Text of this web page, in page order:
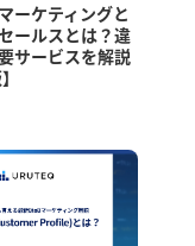
ーケティングと
ールスとは？違
サービスを解説